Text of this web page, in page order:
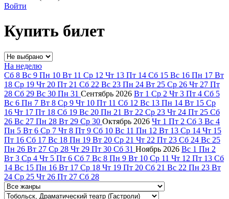
Войти
Купить билет
На неделю
Сб 8 Вс 9 Пн 10 Вт 11 Ср 12 Чт 13 Пт 14 Сб 15 Вс 16 Пн 17 Вт
18 Ср 19 Чт 20 Пт 21 Сб 22 Вс 23 Пн 24 Вт 25 Ср 26 Чт 27 Пт
28 Сб 29 Вс 30 Пн 31 Сентябрь 2026 Вт 1 Ср 2 Чт 3 Пт 4 Сб 5
Вс 6 Пн 7 Вт 8 Ср 9 Чт 10 Пт 11 Сб 12 Вс 13 Пн 14 Вт 15 Ср
16 Чт 17 Пт 18 Сб 19 Вс 20 Пн 21 Вт 22 Ср 23 Чт 24 Пт 25 Сб
26 Вс 27 Пн 28 Вт 29 Ср 30 Октябрь 2026 Чт 1 Пт 2 Сб 3 Вс 4
Пн 5 Вт 6 Ср 7 Чт 8 Пт 9 Сб 10 Вс 11 Пн 12 Вт 13 Ср 14 Чт 15
Пт 16 Сб 17 Вс 18 Пн 19 Вт 20 Ср 21 Чт 22 Пт 23 Сб 24 Вс 25
Пн 26 Вт 27 Ср 28 Чт 29 Пт 30 Сб 31 Ноябрь 2026 Вс 1 Пн 2
Вт 3 Ср 4 Чт 5 Пт 6 Сб 7 Вс 8 Пн 9 Вт 10 Ср 11 Чт 12 Пт 13 Сб
14 Вс 15 Пн 16 Вт 17 Ср 18 Чт 19 Пт 20 Сб 21 Вс 22 Пн 23 Вт
24 Ср 25 Чт 26 Пт 27 Сб 28